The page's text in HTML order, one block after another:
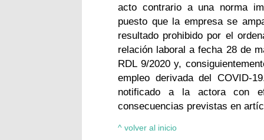
acto contrario a una norma
puesto que la empresa se
resultado prohibido por el
relación laboral a fecha 28 de
RDL 9/2020 y,
empleo derivada del COVID-
notificado a la actora con
consecuencias previstas en
^ volver al inicio